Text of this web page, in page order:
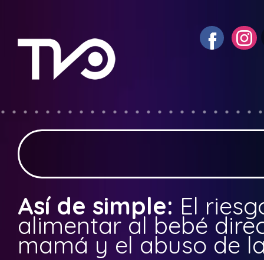
Así de simple: El
alimentar al bebé
mamá y el abuso de